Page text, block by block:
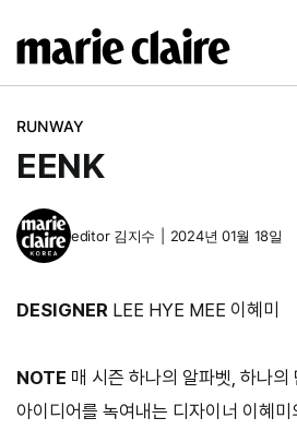
텐
RUNWAY
EENK
editor 김지수 2024년 01월 18일
DESIGNER LEE HYE MEE 이혜미
NOTE 매 시즌 하나의 알파벳, 하나의
아이디어를 녹여내는 디자이너 이혜미